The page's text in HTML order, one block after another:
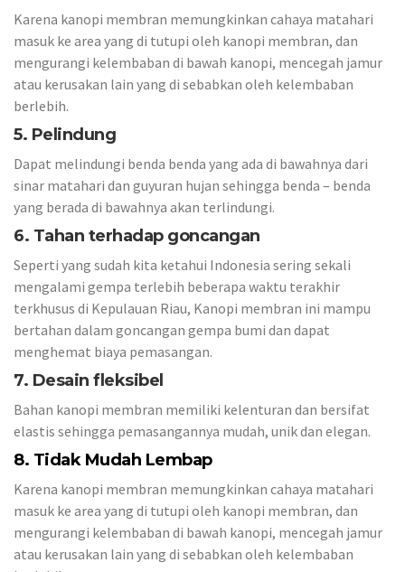
Karena kanopi membran memungkinkan cahaya matahari
masuk ke area yang di tutupi oleh kanopi membran, dan
mengurangi kelembaban di bawah kanopi, mencegah jamur
atau kerusakan lain yang di sebabkan oleh kelembaban
berlebih.
5. Pelindung
Dapat melindungi benda benda yang ada di bawahnya dari
sinar matahari dan guyuran hujan sehingga benda – benda
yang berada di bawahnya akan terlindungi.
6. Tahan terhadap goncangan
Seperti yang sudah kita ketahui Indonesia sering sekali
mengalami gempa terlebih beberapa waktu terakhir
terkhusus di Kepulauan Riau, Kanopi membran ini mampu
bertahan dalam goncangan gempa bumi dan dapat
menghemat biaya pemasangan.
7. Desain fleksibel
Bahan kanopi membran memiliki kelenturan dan bersifat
elastis sehingga pemasangannya mudah, unik dan elegan.
8. Tidak Mudah Lembap
Karena kanopi membran memungkinkan cahaya matahari
masuk ke area yang di tutupi oleh kanopi membran, dan
mengurangi kelembaban di bawah kanopi, mencegah jamur
atau kerusakan lain yang di sebabkan oleh kelembaban